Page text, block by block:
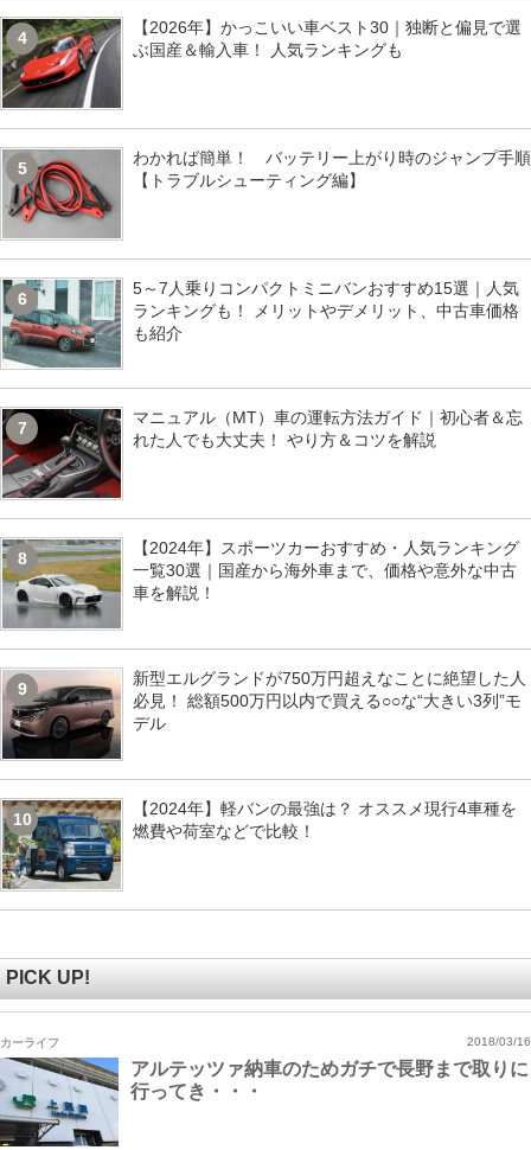
4
【2026年】かっこいい車ベスト30｜独断と偏見で選
ぶ国産＆輸入車！ 人気ランキングも
5
わかれば簡単！ バッテリー上がり時のジャンプ手順
【トラブルシューティング編】
6
5～7人乗りコンパクトミニバンおすすめ15選｜人気
ランキングも！ メリットやデメリット、中古車価格
も紹介
7
マニュアル（MT）車の運転方法ガイド｜初心者＆忘
れた人でも大丈夫！ やり方＆コツを解説
8
【2024年】スポーツカーおすすめ・人気ランキング
一覧30選｜国産から海外車まで、価格や意外な中古
車を解説！
9
新型エルグランドが750万円超えなことに絶望した人
必見！ 総額500万円以内で買える○○な“大きい3列”モ
デル
10
【2024年】軽バンの最強は？ オススメ現行4車種を
燃費や荷室などで比較！
PICK UP!
カーライフ
アルテッツァ納車のためガチで長野まで取りに
行ってき・・・
2018/03/16